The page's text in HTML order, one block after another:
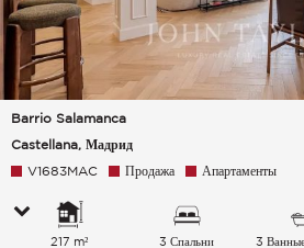
Barrio Salamanca
Castellana, Мадрид
V1683MAC Продажа Апартаменты
217 m² 3 Спальни 3